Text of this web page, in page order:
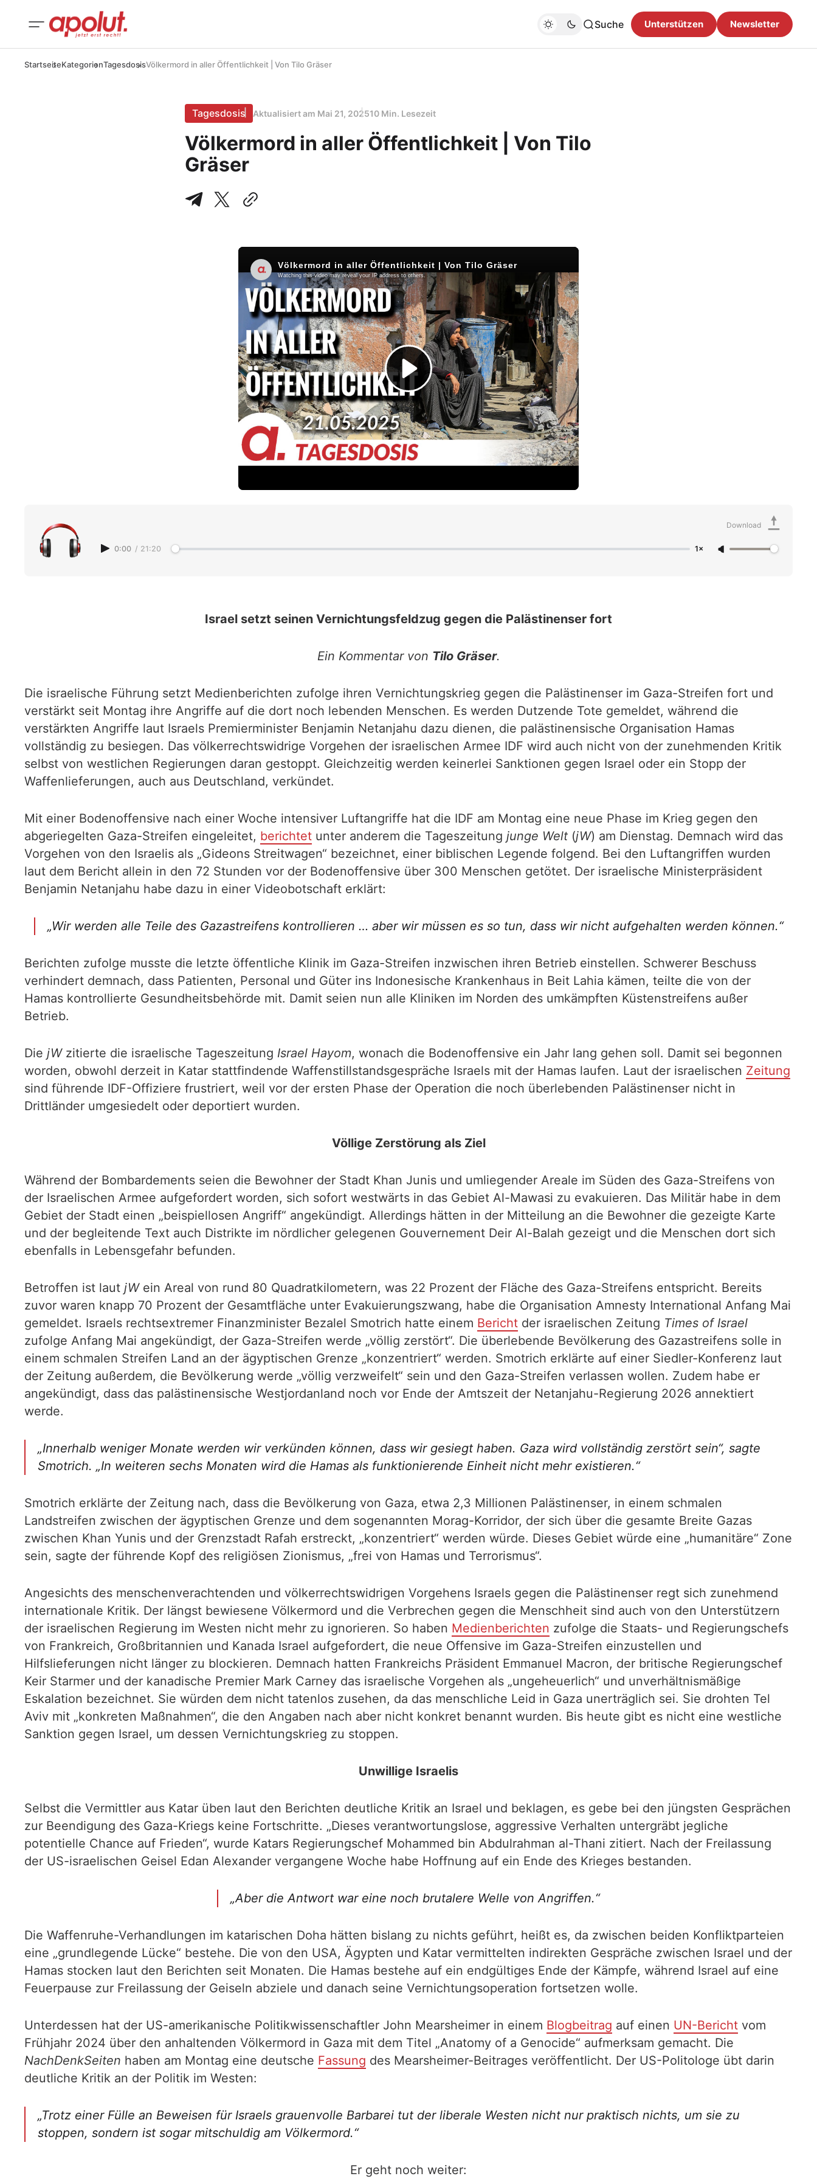
Suche Unterstützen Newsletter
StartseiteKategorienTagesdosisVölkermord in aller Öffentlichkeit | Von Tilo Gräser
Tagesdosis Aktualisiert am Mai 21, 202510 Min. Lesezeit
Völkermord in aller Öffentlichkeit | Von Tilo
Gräser
0:00 / 21:20 1×
Download
Israel setzt seinen Vernichtungsfeldzug gegen die Palästinenser fort
Ein Kommentar von Tilo Gräser.
Die israelische Führung setzt Medienberichten zufolge ihren Vernichtungskrieg gegen die Palästinenser im Gaza-Streifen fort und
verstärkt seit Montag ihre Angriffe auf die dort noch lebenden Menschen. Es werden Dutzende Tote gemeldet, während die
verstärkten Angriffe laut Israels Premierminister Benjamin Netanjahu dazu dienen, die palästinensische Organisation Hamas
vollständig zu besiegen. Das völkerrechtswidrige Vorgehen der israelischen Armee IDF wird auch nicht von der zunehmenden Kritik
selbst von westlichen Regierungen daran gestoppt. Gleichzeitig werden keinerlei Sanktionen gegen Israel oder ein Stopp der
Waffenlieferungen, auch aus Deutschland, verkündet.
Mit einer Bodenoffensive nach einer Woche intensiver Luftangriffe hat die IDF am Montag eine neue Phase im Krieg gegen den
abgeriegelten Gaza-Streifen eingeleitet, berichtet unter anderem die Tageszeitung junge Welt (jW) am Dienstag. Demnach wird das
Vorgehen von den Israelis als „Gideons Streitwagen“ bezeichnet, einer biblischen Legende folgend. Bei den Luftangriffen wurden
laut dem Bericht allein in den 72 Stunden vor der Bodenoffensive über 300 Menschen getötet. Der israelische Ministerpräsident
Benjamin Netanjahu habe dazu in einer Videobotschaft erklärt:
„Wir werden alle Teile des Gazastreifens kontrollieren … aber wir müssen es so tun, dass wir nicht aufgehalten werden können.“
Berichten zufolge musste die letzte öffentliche Klinik im Gaza-Streifen inzwischen ihren Betrieb einstellen. Schwerer Beschuss
verhindert demnach, dass Patienten, Personal und Güter ins Indonesische Krankenhaus in Beit Lahia kämen, teilte die von der
Hamas kontrollierte Gesundheitsbehörde mit. Damit seien nun alle Kliniken im Norden des umkämpften Küstenstreifens außer
Betrieb.
Die jWzitierte die israelische Tageszeitung Israel Hayom, wonach die Bodenoffensive ein Jahr lang gehen soll. Damit sei begonnen
worden, obwohl derzeit in Katar stattfindende Waffenstillstandsgespräche Israels mit der Hamas laufen. Laut der israelischen Zeitung
sind führende IDF-Offiziere frustriert, weil vor der ersten Phase der Operation die noch überlebenden Palästinenser nicht in
Drittländer umgesiedelt oder deportiert wurden.
Völlige Zerstörung als Ziel
Während der Bombardements seien die Bewohner der Stadt Khan Junis und umliegender Areale im Süden des Gaza-Streifens von
der Israelischen Armee aufgefordert worden, sich sofort westwärts in das Gebiet Al-Mawasi zu evakuieren. Das Militär habe in dem
Gebiet der Stadt einen „beispiellosen Angriff“ angekündigt. Allerdings hätten in der Mitteilung an die Bewohner die gezeigte Karte
und der begleitende Text auch Distrikte im nördlicher gelegenen Gouvernement Deir Al-Balah gezeigt und die Menschen dort sich
ebenfalls in Lebensgefahr befunden.
Betroffen ist laut jWein Areal von rund 80 Quadratkilometern, was 22 Prozent der Fläche des Gaza-Streifens entspricht. Bereits
zuvor waren knapp 70 Prozent der Gesamtfläche unter Evakuierungszwang, habe die Organisation Amnesty International Anfang Mai
gemeldet. Israels rechtsextremer Finanzminister Bezalel Smotrich hatte einem Bericht der israelischen Zeitung Times of Israel
zufolge Anfang Mai angekündigt, der Gaza-Streifen werde „völlig zerstört“. Die überlebende Bevölkerung des Gazastreifens solle in
einem schmalen Streifen Land an der ägyptischen Grenze „konzentriert“ werden. Smotrich erklärte auf einer Siedler-Konferenz laut
der Zeitung außerdem, die Bevölkerung werde „völlig verzweifelt“ sein und den Gaza-Streifen verlassen wollen. Zudem habe er
angekündigt, dass das palästinensische Westjordanland noch vor Ende der Amtszeit der Netanjahu-Regierung 2026 annektiert
werde.
„Innerhalb weniger Monate werden wir verkünden können, dass wir gesiegt haben. Gaza wird vollständig zerstört sein“, sagte
Smotrich. „In weiteren sechs Monaten wird die Hamas als funktionierende Einheit nicht mehr existieren.“
Smotrich erklärte der Zeitung nach, dass die Bevölkerung von Gaza, etwa 2,3 Millionen Palästinenser, in einem schmalen
Landstreifen zwischen der ägyptischen Grenze und dem sogenannten Morag-Korridor, der sich über die gesamte Breite Gazas
zwischen Khan Yunis und der Grenzstadt Rafah erstreckt, „konzentriert“ werden würde. Dieses Gebiet würde eine „humanitäre“ Zone
sein, sagte der führende Kopf des religiösen Zionismus, „frei von Hamas und Terrorismus“.
Angesichts des menschenverachtenden und völkerrechtswidrigen Vorgehens Israels gegen die Palästinenser regt sich zunehmend
internationale Kritik. Der längst bewiesene Völkermord und die Verbrechen gegen die Menschheit sind auch von den Unterstützern
der israelischen Regierung im Westen nicht mehr zu ignorieren. So haben Medienberichten zufolge die Staats- und Regierungschefs
von Frankreich, Großbritannien und Kanada Israel aufgefordert, die neue Offensive im Gaza-Streifen einzustellen und
Hilfslieferungen nicht länger zu blockieren. Demnach hatten Frankreichs Präsident Emmanuel Macron, der britische Regierungschef
Keir Starmer und der kanadische Premier Mark Carney das israelische Vorgehen als „ungeheuerlich“ und unverhältnismäßige
Eskalation bezeichnet. Sie würden dem nicht tatenlos zusehen, da das menschliche Leid in Gaza unerträglich sei. Sie drohten Tel
Aviv mit „konkreten Maßnahmen“, die den Angaben nach aber nicht konkret benannt wurden. Bis heute gibt es nicht eine westliche
Sanktion gegen Israel, um dessen Vernichtungskrieg zu stoppen.
Unwillige Israelis
Selbst die Vermittler aus Katar üben laut den Berichten deutliche Kritik an Israel und beklagen, es gebe bei den jüngsten Gesprächen
zur Beendigung des Gaza-Kriegs keine Fortschritte. „Dieses verantwortungslose, aggressive Verhalten untergräbt jegliche
potentielle Chance auf Frieden“, wurde Katars Regierungschef Mohammed bin Abdulrahman al-Thani zitiert. Nach der Freilassung
der US-israelischen Geisel Edan Alexander vergangene Woche habe Hoffnung auf ein Ende des Krieges bestanden.
„Aber die Antwort war eine noch brutalere Welle von Angriffen.“
Die Waffenruhe-Verhandlungen im katarischen Doha hätten bislang zu nichts geführt, heißt es, da zwischen beiden Konfliktparteien
eine „grundlegende Lücke“ bestehe. Die von den USA, Ägypten und Katar vermittelten indirekten Gespräche zwischen Israel und der
Hamas stocken laut den Berichten seit Monaten. Die Hamas bestehe auf ein endgültiges Ende der Kämpfe, während Israel auf eine
Feuerpause zur Freilassung der Geiseln abziele und danach seine Vernichtungsoperation fortsetzen wolle.
Unterdessen hat der US-amerikanische Politikwissenschaftler John Mearsheimer in einem Blogbeitrag auf einen UN-Bericht vom
Frühjahr 2024 über den anhaltenden Völkermord in Gaza mit dem Titel „Anatomy of a Genocide“ aufmerksam gemacht. Die
NachDenkSeiten haben am Montag eine deutsche Fassung des Mearsheimer-Beitrages veröffentlicht. Der US-Politologe übt darin
deutliche Kritik an der Politik im Westen:
„Trotz einer Fülle an Beweisen für Israels grauenvolle Barbarei tut der liberale Westen nicht nur praktisch nichts, um sie zu
stoppen, sondern ist sogar mitschuldig am Völkermord.“
Er geht noch weiter: